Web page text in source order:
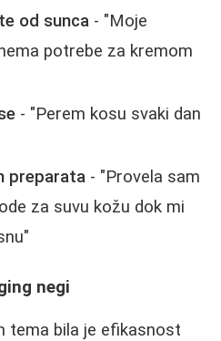
od sunca - "Moje
potrebe za kremom
- "Perem kosu svaki dan
preparata - "Provela sam
za suvu kožu dok mi
negi
tema bila je efikasnost